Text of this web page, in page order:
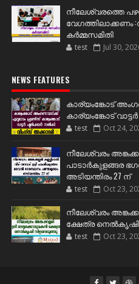
നീലേശ്വരത്തെ
വേഗത്തിലാക്കണം
കർമ്മസമിതി
test Jul 30,
NEWS FEATURES
കാര്യംങ്കോട്
കാര്യംങ്കോട്
test Oct 24,
നീലേശ്വരം
പാടാർകുളങ്ങര
അടിയന്തിരം 27 ന്
test Oct 23,
നീലേശ്വരം
ക്ഷേത്ര
test Oct 23,